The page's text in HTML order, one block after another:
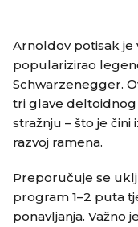
​Arnoldov potisak je
popularizirao
Schwarzenegger.
tri glave deltoidnog
stražnju – što je
razvoj ramena.
Preporučuje se
program 1–2 puta
ponavljanja. Važno